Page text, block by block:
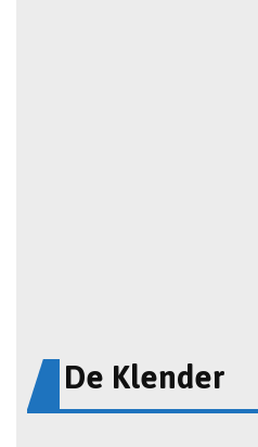
De Klender